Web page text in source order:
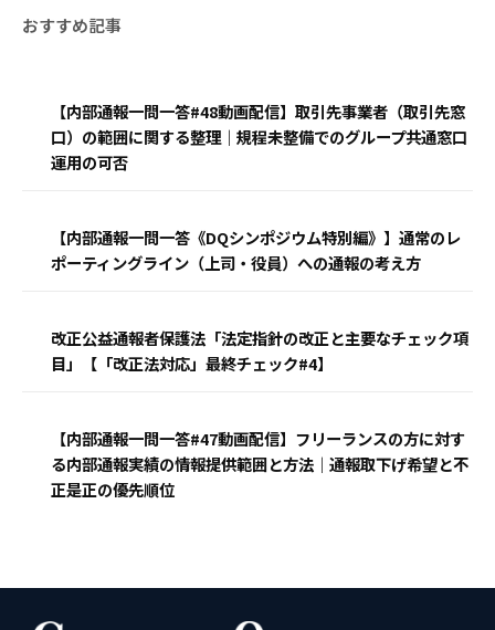
【内部通報一問一答#48動画配信】取引先事業者（取引先窓
口）の範囲に関する整理｜規程未整備でのグループ共通窓口
運用の可否
【内部通報一問一答《DQシンポジウム特別編》】通常のレ
ポーティングライン（上司・役員）への通報の考え方
改正公益通報者保護法「法定指針の改正と主要なチェック項
目」【「改正法対応」最終チェック#4】
【内部通報一問一答#47動画配信】フリーランスの方に対す
る内部通報実績の情報提供範囲と方法｜通報取下げ希望と不
正是正の優先順位